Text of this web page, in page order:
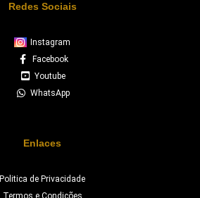
Redes Sociais
Instagram
Facebook
Youtube
WhatsApp
Enlaces
Politica de Privacidade
Termos e Condições